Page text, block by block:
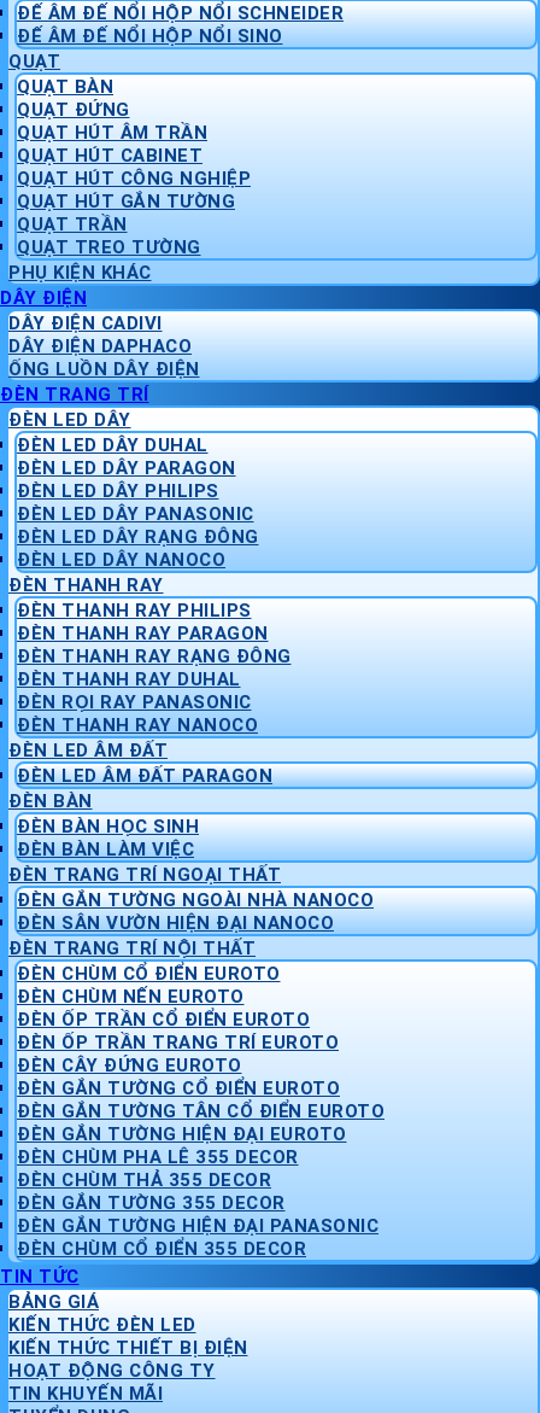
ĐẾ ÂM ĐẾ NỔI HỘP NỔI SCHNEIDER
ĐẾ ÂM ĐẾ NỔI HỘP NỔI SINO
QUẠT
QUẠT BÀN
QUẠT ĐỨNG
QUẠT HÚT ÂM TRẦN
QUẠT HÚT CABINET
QUẠT HÚT CÔNG NGHIỆP
QUẠT HÚT GẮN TƯỜNG
QUẠT TRẦN
QUẠT TREO TƯỜNG
PHỤ KIỆN KHÁC
DÂY ĐIỆN
DÂY ĐIỆN CADIVI
DÂY ĐIỆN DAPHACO
ỐNG LUỒN DÂY ĐIỆN
ĐÈN TRANG TRÍ
ĐÈN LED DÂY
ĐÈN LED DÂY DUHAL
ĐÈN LED DÂY PARAGON
ĐÈN LED DÂY PHILIPS
ĐÈN LED DÂY PANASONIC
ĐÈN LED DÂY RẠNG ĐÔNG
ĐÈN LED DÂY NANOCO
ĐÈN THANH RAY
ĐÈN THANH RAY PHILIPS
ĐÈN THANH RAY PARAGON
ĐÈN THANH RAY RẠNG ĐÔNG
ĐÈN THANH RAY DUHAL
ĐÈN RỌI RAY PANASONIC
ĐÈN THANH RAY NANOCO
ĐÈN LED ÂM ĐẤT
ĐÈN LED ÂM ĐẤT PARAGON
ĐÈN BÀN
ĐÈN BÀN HỌC SINH
ĐÈN BÀN LÀM VIỆC
ĐÈN TRANG TRÍ NGOẠI THẤT
ĐÈN GẮN TƯỜNG NGOÀI NHÀ NANOCO
ĐÈN SÂN VƯỜN HIỆN ĐẠI NANOCO
ĐÈN TRANG TRÍ NỘI THẤT
ĐÈN CHÙM CỔ ĐIỂN EUROTO
ĐÈN CHÙM NẾN EUROTO
ĐÈN ỐP TRẦN CỔ ĐIỂN EUROTO
ĐÈN ỐP TRẦN TRANG TRÍ EUROTO
ĐÈN CÂY ĐỨNG EUROTO
ĐÈN GẮN TƯỜNG CỔ ĐIỂN EUROTO
ĐÈN GẮN TƯỜNG TÂN CỔ ĐIỂN EUROTO
ĐÈN GẮN TƯỜNG HIỆN ĐẠI EUROTO
ĐÈN CHÙM PHA LÊ 355 DECOR
ĐÈN CHÙM THẢ 355 DECOR
ĐÈN GẮN TƯỜNG 355 DECOR
ĐÈN GẮN TƯỜNG HIỆN ĐẠI PANASONIC
ĐÈN CHÙM CỔ ĐIỂN 355 DECOR
TIN TỨC
BẢNG GIÁ
KIẾN THỨC ĐÈN LED
KIẾN THỨC THIẾT BỊ ĐIỆN
HOẠT ĐỘNG CÔNG TY
TIN KHUYẾN MÃI